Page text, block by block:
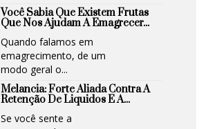
Você Sabia Que Existem Frutas
Que Nos Ajudam A Emagrecer...
Quando falamos em
emagrecimento, de um
modo geral o...
Melancia: Forte Aliada Contra A
Retenção De Liquidos E A...
Se você sente a